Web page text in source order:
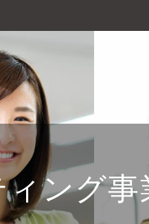
ング事